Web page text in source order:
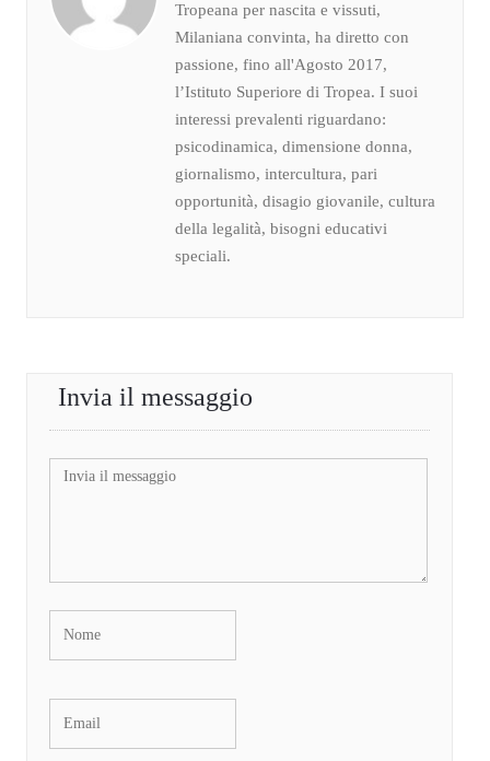
Tropeana per nascita e vissuti,
Milaniana convinta, ha diretto con
passione, fino all'Agosto 2017,
l’Istituto Superiore di Tropea. I suoi
interessi prevalenti riguardano:
psicodinamica, dimensione donna,
giornalismo, intercultura, pari
opportunità, disagio giovanile, cultura
della legalità, bisogni educativi
speciali.
Invia il messaggio